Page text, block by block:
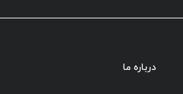
درباره ما